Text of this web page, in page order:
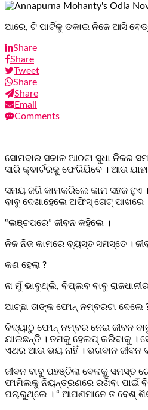
ଆରେ, ଟି ପାର୍ଟିକୁ ଡକାଇ ନିଜେ ଆସି ବେଡ୍‌
Share
Share
Tweet
Share
Share
Email
Comments
ସୋମବାର ସକାଳ ଆଠଟା ସୁଧା ନିଜର
ସାରି କ୍ଵାର୍ଟରକୁ ଫେରିଯିବେ । ଆଉ
ସମୟ ଜଗି କାମକରିଲେ କାମ ସହଜ ହୁଏ ।
ବାବୁ ଦେଖାହେଲେ ଅଫିସ୍‌ ଗେଟ୍‌ ପାଖରେ
“ଲଞ୍ଚପରେ” ଜୀବନ କହିଲେ ।
ନିଜ ନିଜ କାମରେ ବ୍ୟସ୍ତ ସମସ୍ତେ ।
କଣ ହେଲା ?
ନା ମୁଁ ଭାବୁଥ୍‌ଲି, ବିପ୍ଲବ ବାବୁ
ଆଚ୍ଛା ତାଙ୍କ ଫୋନ୍‌ ନମ୍ବରଟା ଦେଲେ
ବିଦ୍ୟାଠୁ ଫୋନ୍‌ ନମ୍ବର ନେଇ ଜୀବନ
ଯାଇଛନ୍ତି । ତମକୁ ହେଲପ୍‌ କରିବାକୁ ।
ଏଥର ଆଉ ଭୟ ନାହିଁ । ଭଗବାନ ଜୀବନ
ଜୀବନ ବାବୁ ପହଞ୍ଚିଲା ବେଳକୁ ସମସ୍ତ
ଫାମିଲକୁ ନିୟନ୍ତ୍ରଣରେ ରଖିବା ପାଇଁ
ପଚାରୁଥ୍‌ଲେ । “ ଆପଣମାନେ ତ ବେଶ୍‌